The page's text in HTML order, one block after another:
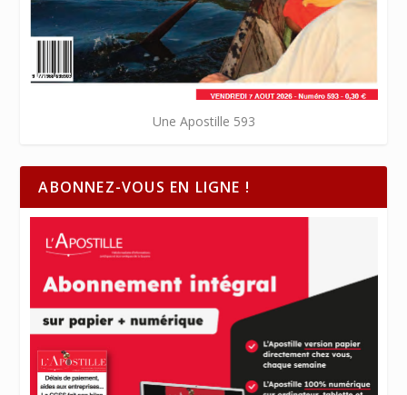
Une Apostille 593
ABONNEZ-VOUS EN LIGNE !